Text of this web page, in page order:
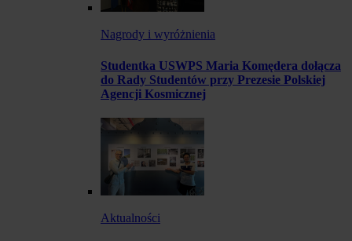
Nagrody i wyróżnienia
Studentka USWPS Maria Komędera dołącza
do Rady Studentów przy Prezesie Polskiej
Agencji Kosmicznej
Aktualności